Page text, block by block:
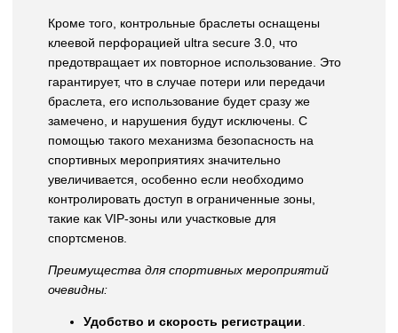
Кроме того, контрольные браслеты оснащены
клеевой перфорацией ultra secure 3.0, что
предотвращает их повторное использование. Это
гарантирует, что в случае потери или передачи
браслета, его использование будет сразу же
замечено, и нарушения будут исключены. С
помощью такого механизма безопасность на
спортивных мероприятиях значительно
увеличивается, особенно если необходимо
контролировать доступ в ограниченные зоны,
такие как VIP-зоны или участковые для
спортсменов.
Преимущества для спортивных мероприятий
очевидны:
Удобство и скорость регистрации.